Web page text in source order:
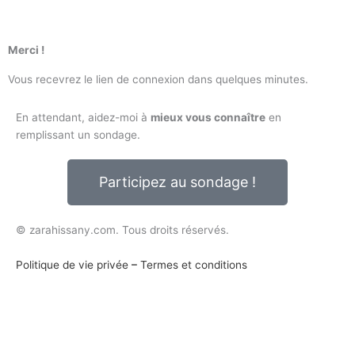
contenu
Merci !
Vous recevrez le lien de connexion dans quelques minutes.
En attendant, aidez-moi à mieux vous connaître en
remplissant un sondage.
Participez au sondage !
© zarahissany.com. Tous droits réservés.
Politique de vie privée – Termes et conditions